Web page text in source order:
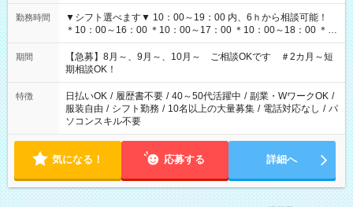
勤務時間
▼シフト選べます▼ 10：00～19：00 内、6ｈから相談可能！
＊10：00～16：00 ＊10：00～17：00 ＊10：00～18：00 ＊
11：00～19：00 ＊12：00～19：00 ＊13：00～19：00
期間
【急募】8月～、9月～、10月～ ご相談OKです ＃2カ月～短
期相談OK！
特徴 日払いOK / 履歴書不要 / 40～50代活躍中 / 副業・WワークOK /
服装自由 / シフト勤務 / 10名以上の大量募集 / 電話対応なし / パ
ソコンスキル不要
気になる！ 応募する 詳細へ